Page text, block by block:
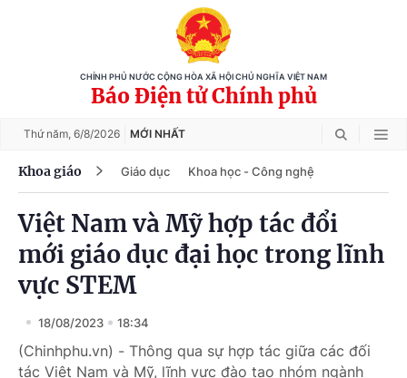
CHÍNH PHỦ NƯỚC CỘNG HÒA XÃ HỘI CHỦ NGHĨA VIỆT NAM
Báo Điện tử Chính phủ
Thứ năm, 6/8/2026 MỚI NHẤT
Khoa giáo Giáo dục Khoa học - Công nghệ
Việt Nam và Mỹ hợp tác đổi
mới giáo dục đại học trong lĩnh
vực STEM
18/08/2023 18:34
(Chinhphu.vn) - Thông qua sự hợp tác giữa các đối
tác Việt Nam và Mỹ, lĩnh vực đào tạo nhóm ngành